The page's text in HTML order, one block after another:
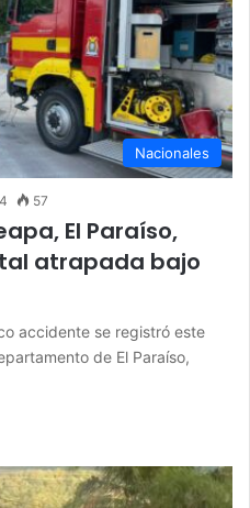
Nacionales
57
El Paraíso,
atrapada bajo
accidente se registró este
de El Paraíso,